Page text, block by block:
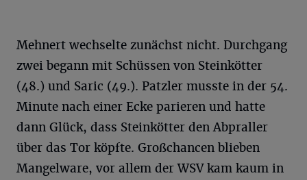
Mehnert wechselte zunächst nicht. Durchgang
zwei begann mit Schüssen von Steinkötter
(48.) und Saric (49.). Patzler musste in der 54.
Minute nach einer Ecke parieren und hatte
dann Glück, dass Steinkötter den Abpraller
über das Tor köpfte. Großchancen blieben
Mangelware, vor allem der WSV kam kaum in